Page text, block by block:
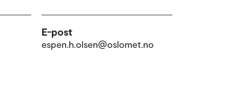
E-post
espen.h.olsen@oslomet.no